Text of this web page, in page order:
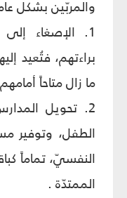
والمربّين بشكل
1. الإصغاء
براءتهم، فتُعيد
ما زال متاحاً
2. تحويل
الطفل، وتوفير
النفسيّ، تماماً
الممتدّة .